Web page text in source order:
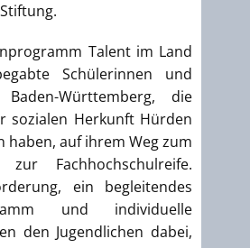
Talent im Land
Schülerinnen und
Württemberg, die
sozialen Herkunft Hürden
haben, auf ihrem Weg zum
Fachhochschulreife.
ein begleitendes
und individuelle
den Jugendlichen dabei,